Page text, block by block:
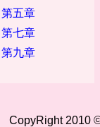
第五章
第七章
第九章
CopyRight 2010